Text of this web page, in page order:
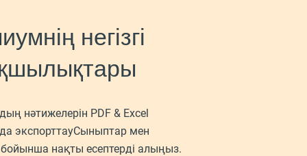
негізгі
нәтижелерін PDF & Excel
экспорттауСыныптар мен
нақты есептерді алыңыз.